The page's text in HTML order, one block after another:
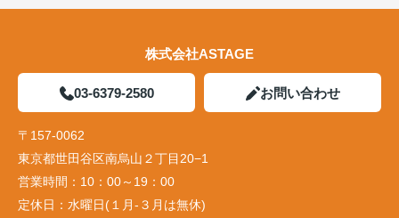
株式会社ASTAGE
03-6379-2580 お問い合わせ
〒157-0062
東京都世田谷区南烏山２丁目20−1
営業時間： 10：00～19：00
定休日： 水曜日(１月-３月は無休)